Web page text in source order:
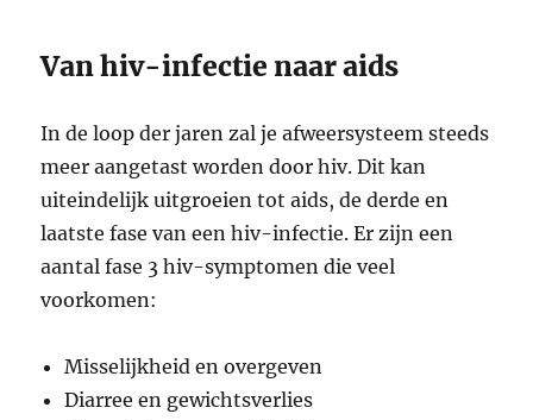
Van hiv-infectie naar aids
In de loop der jaren zal je afweersysteem steeds
meer aangetast worden door hiv. Dit kan
uiteindelijk uitgroeien tot aids, de derde en
laatste fase van een hiv-infectie. Er zijn een
aantal fase 3 hiv-symptomen die veel
voorkomen:
Misselijkheid en overgeven
Diarree en gewichtsverlies